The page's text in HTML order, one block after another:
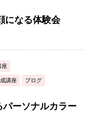
になる体験会
座
講座 ブログ
ーソナルカラー